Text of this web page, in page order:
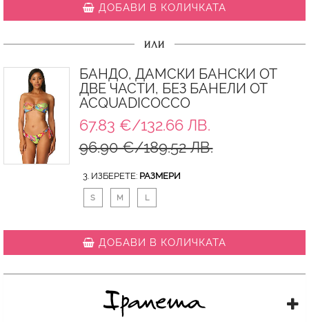
ДОБАВИ В КОЛИЧКАТА
ИЛИ
БАНДО, ДАМСКИ БАНСКИ ОТ
ДВЕ ЧАСТИ, БЕЗ БАНЕЛИ ОТ
ACQUADICOCCO
67.83 €/132.66 ЛВ.
96.90 €/189.52 ЛВ.
3. ИЗБЕРЕТЕ: РАЗМЕРИ
S M L
ДОБАВИ В КОЛИЧКАТА